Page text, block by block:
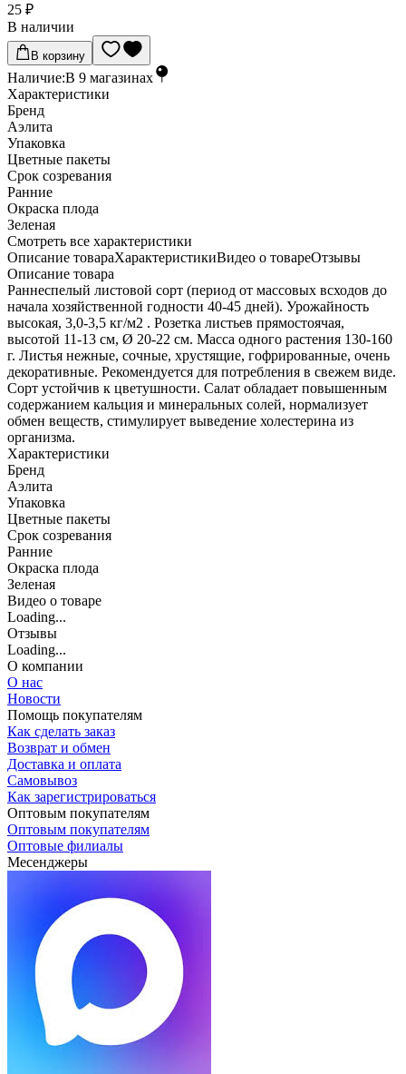
25 ₽
В наличии
В корзину
Наличие:В 9 магазинах
Характеристики
Бренд
Аэлита
Упаковка
Цветные пакеты
Срок созревания
Ранние
Окраска плода
Зеленая
Cмотреть все характеристики
Описание товараХарактеристикиВидео о товареОтзывы
Описание товара
Раннеспелый листовой сорт (период от массовых всходов до
начала хозяйственной годности 40-45 дней). Урожайность
высокая, 3,0-3,5 кг/м2 . Розетка листьев прямостоячая,
высотой 11-13 см, Ø 20-22 см. Масса одного растения 130-160
г. Листья нежные, сочные, хрустящие, гофрированные, очень
декоративные. Рекомендуется для потребления в свежем виде.
Сорт устойчив к цветушности. Салат обладает повышенным
содержанием кальция и минеральных солей, нормализует
обмен веществ, стимулирует выведение холестерина из
организма.
Характеристики
Бренд
Аэлита
Упаковка
Цветные пакеты
Срок созревания
Ранние
Окраска плода
Зеленая
Видео о товаре
Loading...
Отзывы
Loading...
О компании
О нас
Новости
Помощь покупателям
Как сделать заказ
Возврат и обмен
Доставка и оплата
Самовывоз
Как зарегистрироваться
Оптовым покупателям
Оптовым покупателям
Оптовые филиалы
Месенджеры